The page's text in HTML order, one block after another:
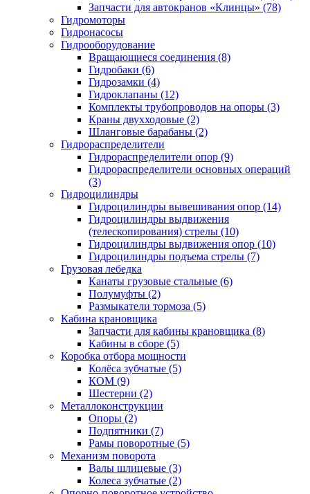
Запчасти для автокранов «Клинцы» (78)
Гидромоторы
Гидронасосы
Гидрооборудование
Вращающиеся соединения (8)
Гидробаки (6)
Гидрозамки (4)
Гидроклапаны (12)
Комплекты трубопроводов на опоры (3)
Краны двухходовые (2)
Шланговые барабаны (2)
Гидрораспределители
Гидрораспределители опор (9)
Гидрораспределители основных операций
(3)
Гидроцилиндры
Гидроцилиндры вывешивания опор (14)
Гидроцилиндры выдвижения
(телескопирования) стрелы (10)
Гидроцилиндры выдвижения опор (10)
Гидроцилиндры подъема стрелы (7)
Грузовая лебедка
Канаты грузовые стальные (6)
Полумуфты (2)
Размыкатели тормоза (5)
Кабина крановщика
Запчасти для кабины крановщика (8)
Кабины в сборе (5)
Коробка отбора мощности
Колёса зубчатые (5)
КОМ (9)
Шестерни (2)
Металлоконструкции
Опоры (2)
Подпятники (7)
Рамы поворотные (5)
Механизм поворота
Валы шлицевые (3)
Колеса зубчатые (2)